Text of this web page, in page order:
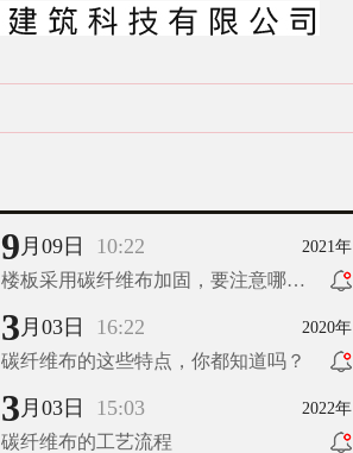
9 月09日 10:22 2021年
楼板采用碳纤维布加固，要注意哪些
3 月03日 16:22 2020年
碳纤维布的这些特点，你都知道吗？
3 月03日 15:03 2022年
碳纤维布的工艺流程